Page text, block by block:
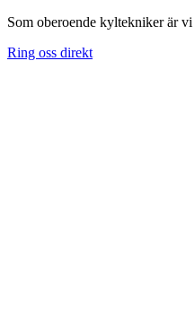
Som oberoende kyltekniker är
Ring oss direkt